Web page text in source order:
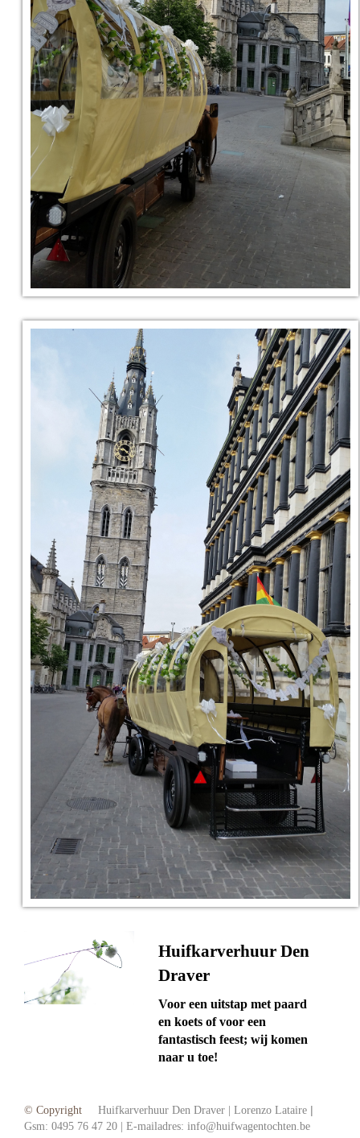
Huifkarverhuur Den
Draver
Voor een uitstap met paard
en koets of voor een
fantastisch feest; wij komen
naar u toe!
© Copyright Huifkarverhuur Den Draver | Lorenzo Lataire |
Gsm: 0495 76 47 20 | E-mailadres: info@huifwagentochten.be